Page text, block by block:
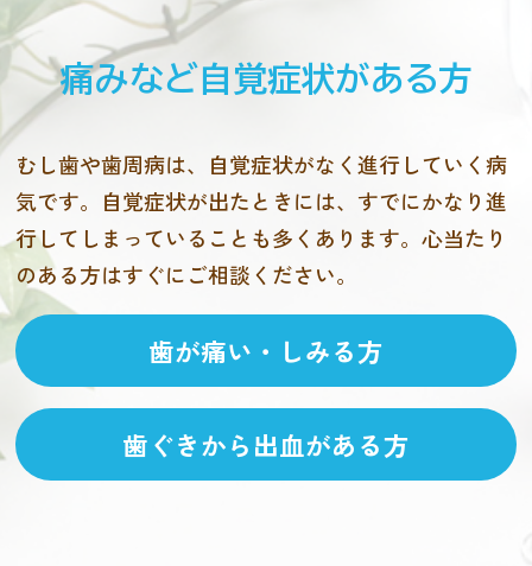
痛みなど自覚症状がある方
むし歯や歯周病は、自覚症状がなく進行していく病
気です。自覚症状が出たときには、すでにかなり進
行してしまっていることも多くあります。心当たり
のある方はすぐにご相談ください。
歯が痛い・しみる方
歯ぐきから出血がある方